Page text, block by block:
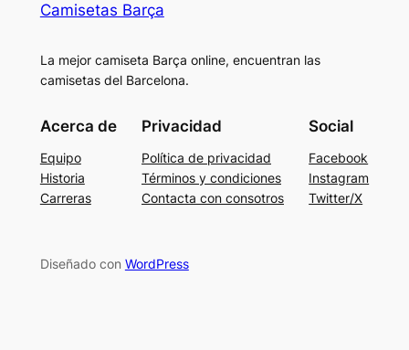
Camisetas Barça
La mejor camiseta Barça online, encuentran las
camisetas del Barcelona.
Acerca de
Equipo
Historia
Carreras
Privacidad
Política de privacidad
Términos y condiciones
Contacta con consotros
Social
Facebook
Instagram
Twitter/X
Diseñado con WordPress